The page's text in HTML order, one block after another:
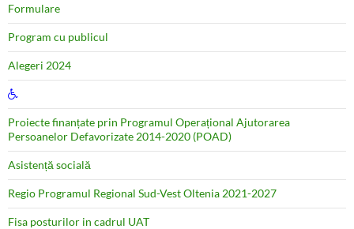
Formulare
Program cu publicul
Alegeri 2024
Proiecte finanțate prin Programul Operațional Ajutorarea
Persoanelor Defavorizate 2014-2020 (POAD)
Asistență socială
Regio Programul Regional Sud-Vest Oltenia 2021-2027
Fisa posturilor in cadrul UAT